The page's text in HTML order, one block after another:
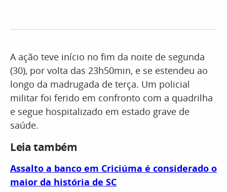
A ação teve início no fim da noite de segunda
(30), por volta das 23h50min, e se estendeu ao
longo da madrugada de terça. Um policial
militar foi ferido em confronto com a quadrilha
e segue hospitalizado em estado grave de
saúde.
Leia também
Assalto a banco em Criciúma é considerado o
maior da história de SC